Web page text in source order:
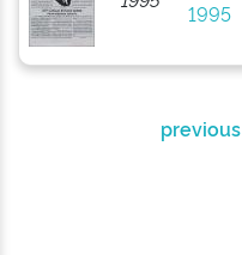
1995
previous